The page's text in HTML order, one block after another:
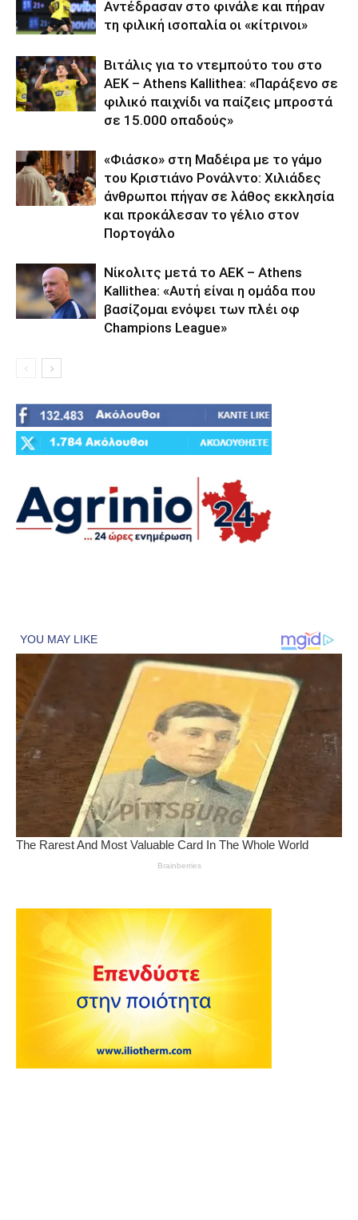
Αντέδρασαν στο φινάλε και πήραν
τη φιλική ισοπαλία οι «κίτρινοι»
Βιτάλις για το ντεμπούτο του στο
ΑΕΚ – Athens Kallithea: «Παράξενο σε
φιλικό παιχνίδι να παίζεις μπροστά
σε 15.000 οπαδούς»
«Φιάσκο» στη Μαδέιρα με το γάμο
του Κριστιάνο Ρονάλντο: Χιλιάδες
άνθρωποι πήγαν σε λάθος εκκλησία
και προκάλεσαν το γέλιο στον
Πορτογάλο
Νίκολιτς μετά το ΑΕΚ – Athens
Kallithea: «Αυτή είναι η ομάδα που
βασίζομαι ενόψει των πλέι οφ
Champions League»